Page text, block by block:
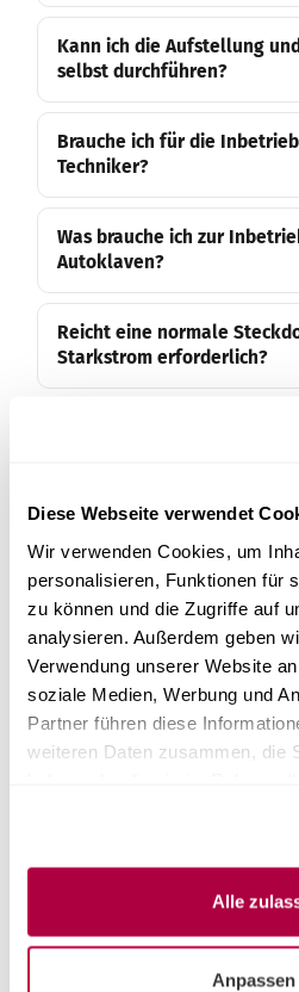
Diese Webseite verwendet
Wir verwenden Cookies, um
personalisieren, Funktionen für
zu können und die Zugriffe auf
analysieren. Außerdem geben
Verwendung unserer Website
soziale Medien, Werbung und
Partner führen diese
weiteren Daten zusammen, die
Alle
Anpassen
Kann ich die Aufstellung
selbst durchführen?
Brauche ich für die
Techniker?
Was brauche ich zur
Autoklaven?
Reicht eine normale
Starkstrom erforderlich?
Welches Wasser muss ich
einfüllen?
Wo finde ich beim
das Stromkabel?
Wo schließe ich den
Können Sie mir die